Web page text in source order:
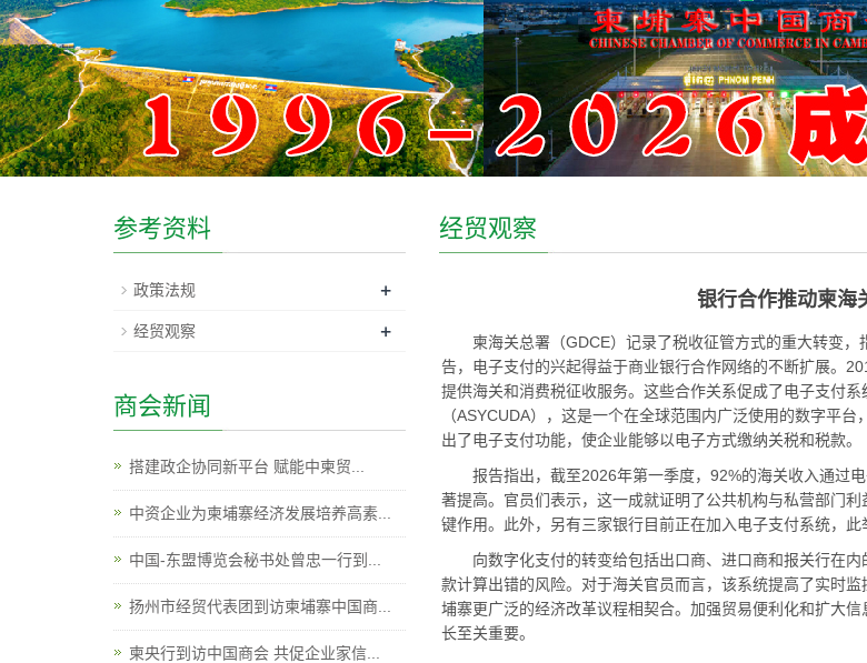
经贸观察
银行合作推动柬海
柬海关总署（GDCE）记录了税收征管方式的重大转变
告，电子支付的兴起得益于商业银行合作网络的不断扩展。
提供海关和消费税征收服务。这些合作关系促成了电子支付
（ASYCUDA），这是一个在全球范围内广泛使用的数字平
出了电子支付功能，使企业能够以电子方式缴纳关税和税款。
报告指出，截至2026年第一季度，92%的海关收入通过
著提高。官员们表示，这一成就证明了公共机构与私营部门
键作用。此外，另有三家银行目前正在加入电子支付系统，
向数字化支付的转变给包括出口商、进口商和报关行在
款计算出错的风险。对于海关官员而言，该系统提高了实时
埔寨更广泛的经济改革议程相契合。加强贸易便利化和扩大
长至关重要。
参考资料
政策法规 +
经贸观察 +
商会新闻
搭建政企协同新平台 赋能中柬贸...
中资企业为柬埔寨经济发展培养高素...
中国-东盟博览会秘书处曾忠一行到...
扬州市经贸代表团到访柬埔寨中国商...
柬央行到访中国商会 共促企业家信...